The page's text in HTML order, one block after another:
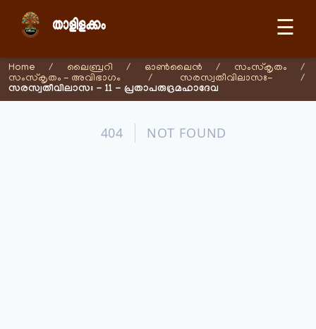
☰
Home / ലൈബ്രറി / ഓണ്‍ലൈന്‍ / സംസ്കൃതം
/
സംസ്കൃതം - അവിഭാഗം
/ സരസ്വതീവിലാസഃ- /
സരസ്വതീവിലാസഃ - 11 - പ്രതാപരുദ്രമഹാദേവ